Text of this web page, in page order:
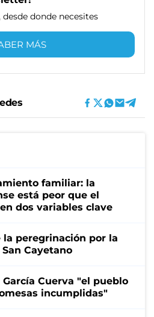
desde donde necesites
MÁS
familiar: la
está peor que el
dos variables clave
peregrinación por la
Cayetano
García Cuerva "el pueblo
incumplidas"